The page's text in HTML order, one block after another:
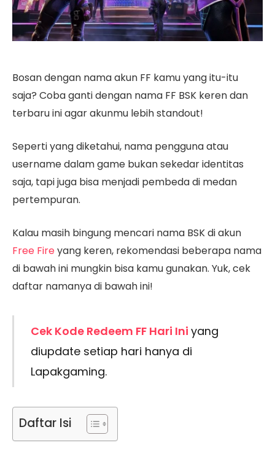
Bosan dengan nama akun FF kamu yang itu-itu
saja? Coba ganti dengan nama FF BSK keren dan
terbaru ini agar akunmu lebih standout!
Seperti yang diketahui, nama pengguna atau
username dalam game bukan sekedar identitas
saja, tapi juga bisa menjadi pembeda di medan
pertempuran.
Kalau masih bingung mencari nama BSK di akun
Free Fireyang keren, rekomendasi beberapa nama
di bawah ini mungkin bisa kamu gunakan. Yuk, cek
daftar namanya di bawah ini!
Cek Kode Redeem FF Hari Ini yang
diupdate setiap hari hanya di
Lapakgaming.
Daftar Isi